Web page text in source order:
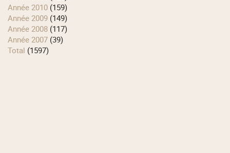
année 2010 (159)
année 2009 (149)
année 2008 (117)
année 2007 (39)
total (1597)